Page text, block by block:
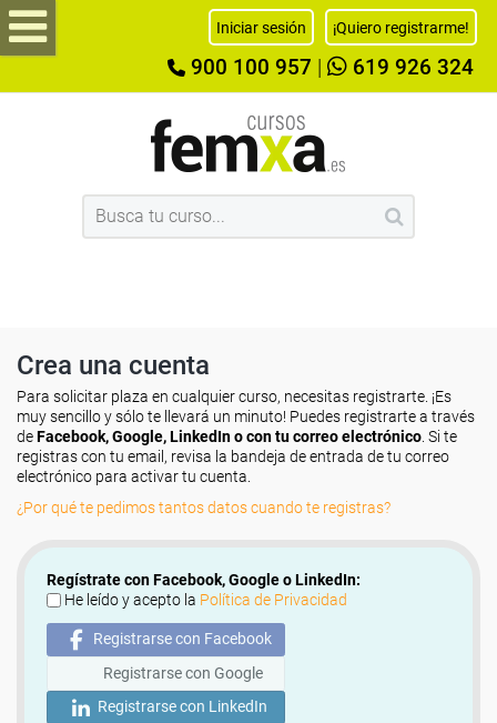
Iniciar sesión ¡Quiero registrarme!
900 100 957 619 926 324
Crea una cuenta
Para solicitar plaza en cualquier curso, necesitas registrarte. ¡Es
muy sencillo y sólo te llevará un minuto! Puedes registrarte a través
deFacebook, Google, LinkedIn o con tu correo electrónico . Si te
registras con tu email, revisa la bandeja de entrada de tu correo
electrónico para activar tu cuenta.
¿Por qué te pedimos tantos datos cuando te registras?
Regístrate con Facebook, Google o LinkedIn:
He leído y acepto la Política de Privacidad
Registrarse con Facebook
Registrarse con Google
Registrarse con LinkedIn